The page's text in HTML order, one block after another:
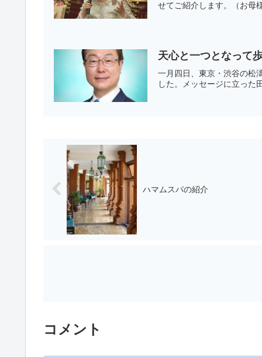
せてご紹介します。（お母
天心と一つとなって
一月四日、東京・渋谷の松
した。メッセージに立った
ハマムスパの紹介
コメント